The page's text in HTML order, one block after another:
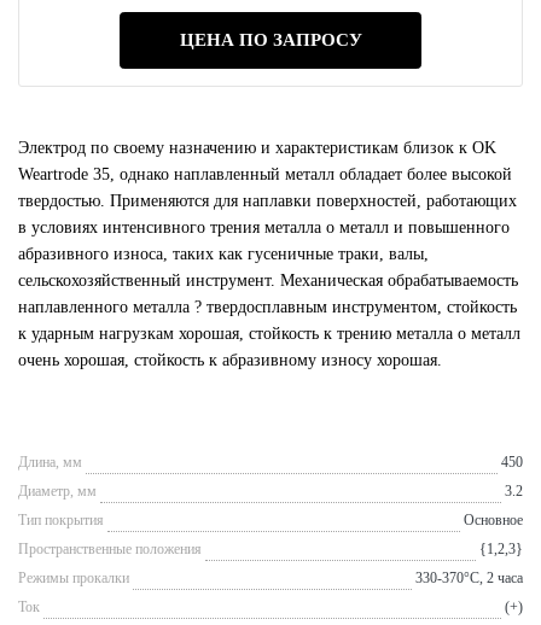
ЦЕНА ПО ЗАПРОСУ
Электрод по своему назначению и характеристикам близок к OK
Weartrode 35, однако наплавленный металл обладает более высокой
твердостью. Применяются для наплавки поверхностей, работающих
в условиях интенсивного трения металла о металл и повышенного
абразивного износа, таких как гусеничные траки, валы,
сельскохозяйственный инструмент. Механическая обрабатываемость
наплавленного металла ? твердосплавным инструментом, стойкость
к ударным нагрузкам хорошая, стойкость к трению металла о металл
очень хорошая, стойкость к абразивному износу хорошая.
Длина, мм
450
Диаметр, мм
3.2
Тип покрытия
Основное
Пространственные положения
{1,2,3}
Режимы прокалки
330-370°С, 2 часа
Ток
(+)